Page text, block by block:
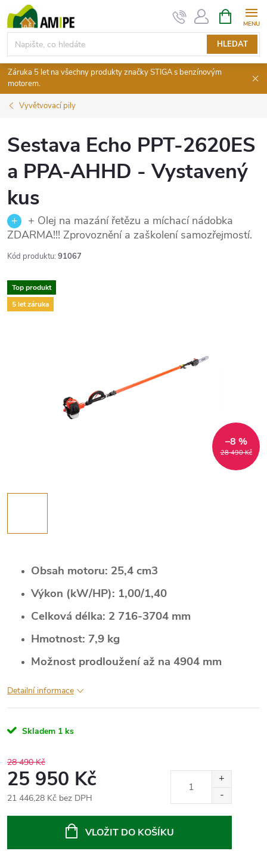
na
obsah
HLEDAT
NÁKUPNÍ
KOŠÍK
Záruka 5 let na všechny produkty značky STIGA s benzínovým
motorem.
Vyvětvovací pily
Sestava Echo PPT-2620ES
a PPA-AHHD - Vystavený
kus
+ Olej na mazání řetězu a míchací nádobka
ZDARMA!!! Zprovoznění a zaškolení samozřejmostí.
Kód produktu: 91067
Top produkt
5 let záruka
28 490 Kč
–8 %
Obsah motoru: 25,4 cm3
Výkon (kW/HP): 1,00/1,40
Celková délka: 2 716-3704 mm
Hmotnost: 7,9 kg
Možnost prodloužení až na 4904 mm
Detailní informace
Skladem 1 ks
28 490 Kč
25 950 Kč
21 446,28 Kč bez DPH
VLOŽIT DO KOŠÍKU